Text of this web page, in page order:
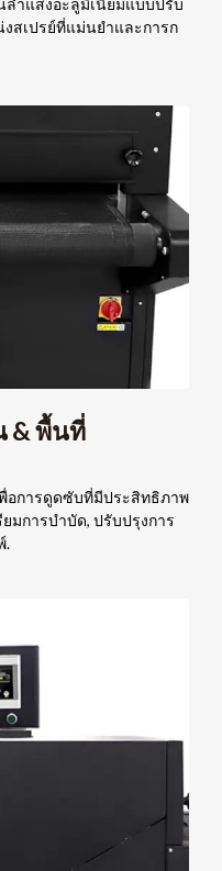
สเปรย์ที่แม่นยำและการก
& พื้นที่
อการดูดซับที่มีประสิทธิภาพ
มการบำบัด, ปรับปรุงการ
.